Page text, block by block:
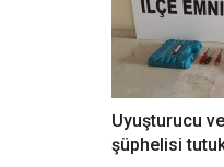
Uyuşturucu ve
şüphelisi